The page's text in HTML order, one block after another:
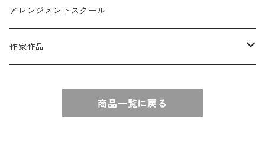
球体アレンジ
キャンドル
アクセサリー
アレンジメントスクール
作家作品
商品一覧に戻る